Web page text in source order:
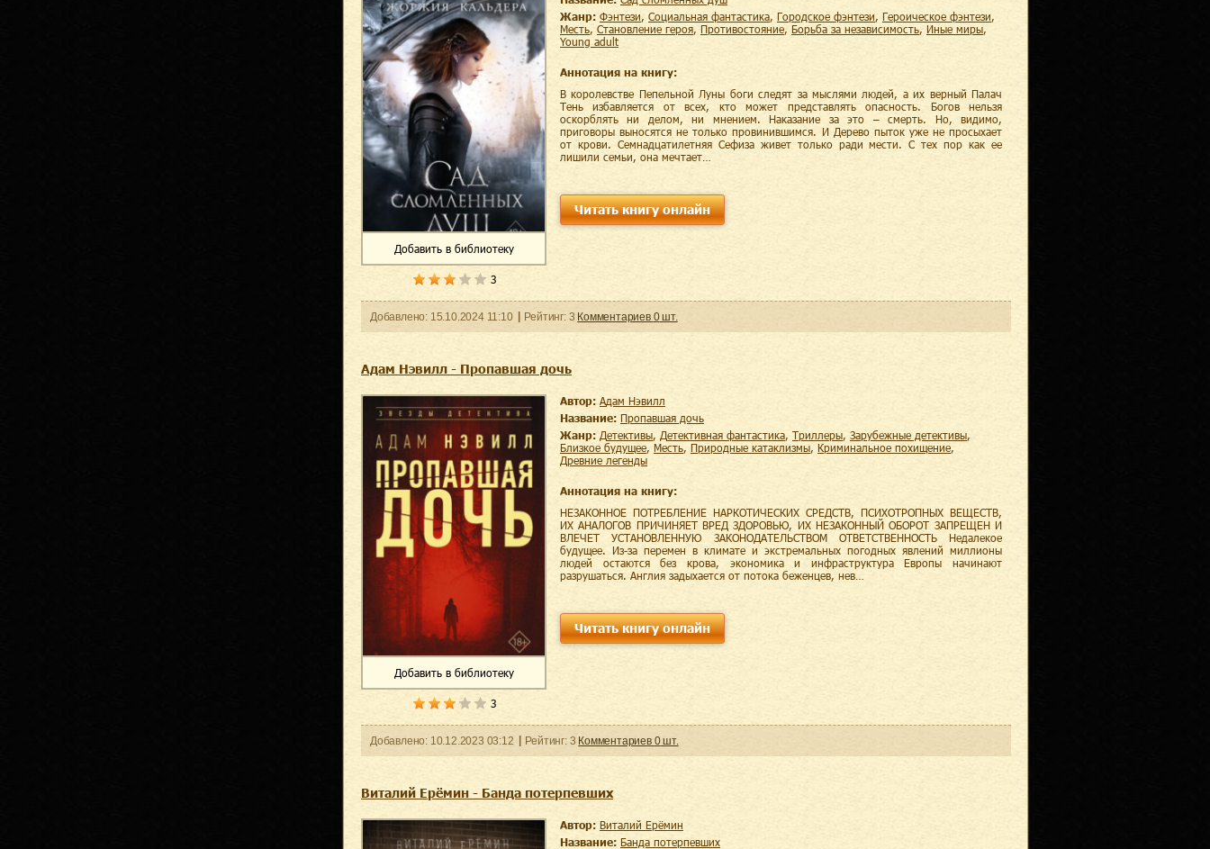
Добавить в библиотеку
3
Жанр:
фэнтези социальная фантастика городское фэнтези героическое фэнтези
месть
становление героя противостояние борьба за независимость иные миры
young adult
Аннотация на книгу:
В королевстве Пепельной Луны боги следят за мыслями людей, а их верный Палач
Тень избавляется от всех, кто может представлять опасность. Богов нельзя
оскорблять ни делом, ни мнением. Наказание за это – смерть. Но, видимо,
приговоры выносятся не только провинившимся. И Дерево пыток уже не просыхает
от крови. Семнадцатилетняя Сефиза живет только ради мести. С тех пор как ее
лишили семьи, она мечтает…
Читать книгу онлайн
Добавленo: 15.10.2024 11:10 Рейтинг: 3 Комментариев 0шт.
Адам Нэвилл - Пропавшая дочь
Добавить в библиотеку
3
Автор:
Адам Нэвилл
Название:
Пропавшая дочь
Жанр:
детективы детективная фантастика триллеры зарубежные детективы
близкое будущее
месть природные катаклизмы криминальное похищение
древние легенды
Аннотация на книгу:
НЕЗАКОННОЕ ПОТРЕБЛЕНИЕ НАРКОТИЧЕСКИХ СРЕДСТВ, ПСИХОТРОПНЫХ ВЕЩЕСТВ,
ИХ АНАЛОГОВ ПРИЧИНЯЕТ ВРЕД ЗДОРОВЬЮ, ИХ НЕЗАКОННЫЙ ОБОРОТ ЗАПРЕЩЕН И
ВЛЕЧЕТ УСТАНОВЛЕННУЮ ЗАКОНОДАТЕЛЬСТВОМ ОТВЕТСТВЕННОСТЬ Недалекое
будущее. Из-за перемен в климате и экстремальных погодных явлений миллионы
людей остаются без крова, экономика и инфраструктура Европы начинают
разрушаться. Англия задыхается от потока беженцев, нев…
Читать книгу онлайн
Добавленo: 10.12.2023 03:12 Рейтинг: 3 Комментариев 0шт.
Виталий Ерёмин - Банда потерпевших
Автор:
Виталий Ерёмин
Название:
Банда потерпевших